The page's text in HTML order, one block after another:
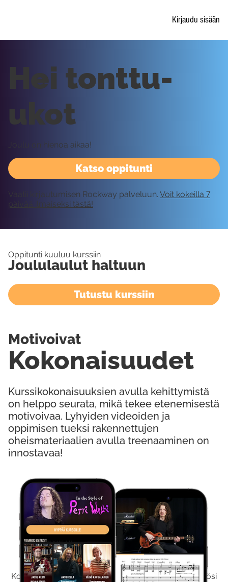
Kirjaudu sisään
Kokeile Ilmaiseksi
Kokeilemalla ilmaiseksi saat koko sisältömme käyttöösi
Katso oppitunti
Hei tonttu-
ukot
Joulu on hienoa aikaa!
Vaatii kirjautumisen Rockway palveluun. Voit kokeilla 7
päivää ilmaiseksi tästä!
Oppitunti kuuluu kurssiin
Joululaulut haltuun
Tutustu kurssiin
Kurssikokonaisuuksien avulla kehittymistä
on helppo seurata, mikä tekee etenemisestä
motivoivaa. Lyhyiden videoiden ja
oppimisen tueksi rakennettujen
oheismateriaalien avulla treenaaminen on
innostavaa!
Kokonaisuudet
Motivoivat